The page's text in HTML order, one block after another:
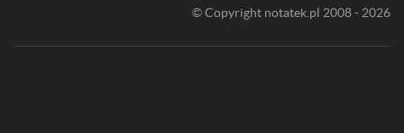
© Copyright notatek.pl 2008 - 2026